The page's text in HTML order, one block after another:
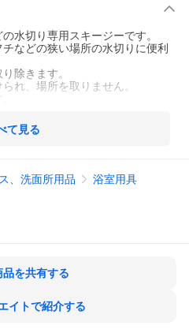
水切り専用スキージーです。
などの狭い場所の水切りに便利
除きます。
れ、場所を取りません。
て見る
、洗面所用品
浴室用具
品を共有する
イトで紹介する